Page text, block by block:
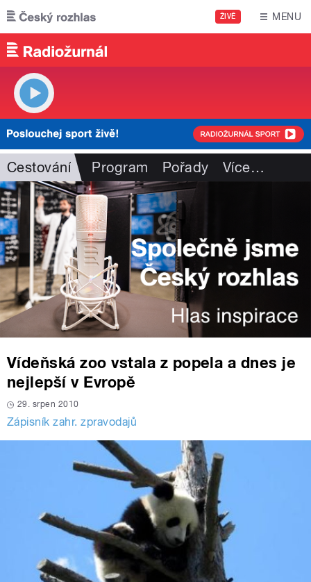
Přejít k hlavnímu obsahu
ŽIVĚ MENU
Cestování Program Pořady Více…
Vídeňská zoo vstala z popela a dnes je
nejlepší v Evropě
29. srpen 2010
Zápisník zahr. zpravodajů